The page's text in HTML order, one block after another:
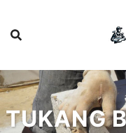
content
TUKANG